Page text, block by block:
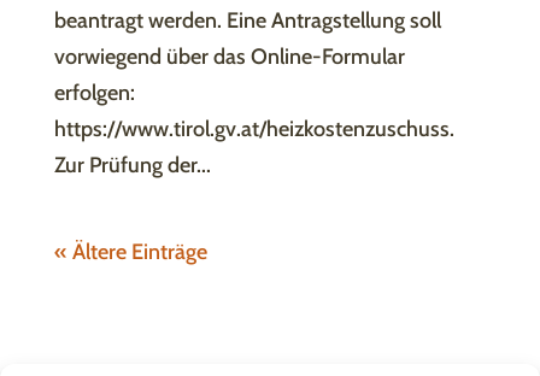
beantragt werden. Eine Antragstellung soll
vorwiegend über das Online-Formular
erfolgen:
https://www.tirol.gv.at/heizkostenzuschuss.
Zur Prüfung der...
« Ältere Einträge